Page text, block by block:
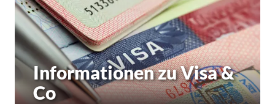
Informationen zu Visa &
Co